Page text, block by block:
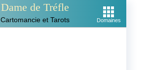
Dame de Tréfle
Cartomancie et Tarots Domaines